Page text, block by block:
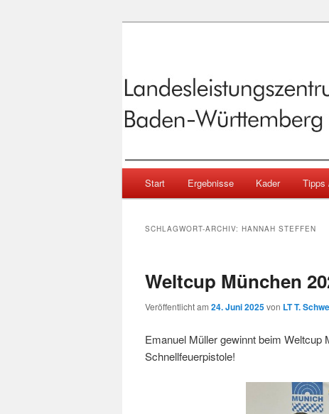
Baden-
Zum primären Inhalt springen
Zum sekundären Inhalt springen
Start Ergebnisse Kader Tipps
SCHLAGWORT-ARCHIV: HANNAH STEFFEN
Weltcup München
Veröffentlicht am 24. Juni 2025von LT T.
Emanuel Müller gewinnt beim Weltcup
Schnellfeuerpistole!